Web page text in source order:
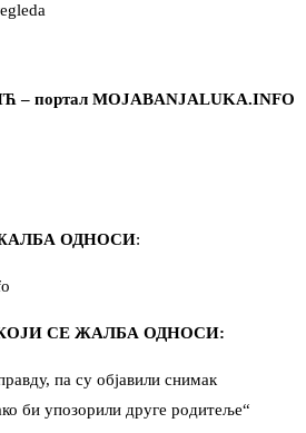
портал MOJABANJALUKA.INFO
ОДНОСИ:
СЕ ЖАЛБА ОДНОСИ:
па су објавили снимак
би упозорили друге родитеље“